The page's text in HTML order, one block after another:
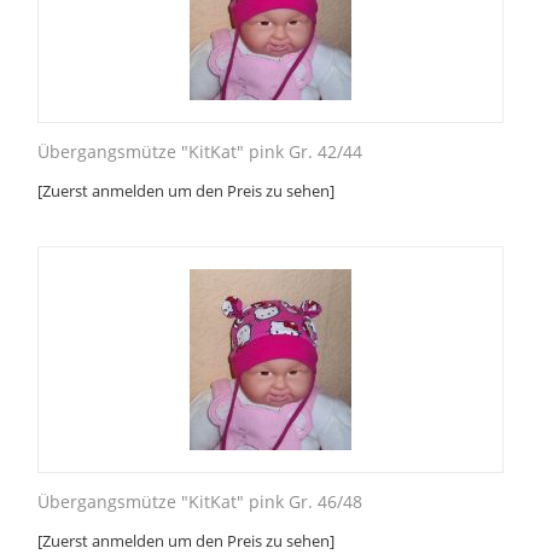
Übergangsmütze "KitKat" pink Gr. 42/44
[Zuerst anmelden um den Preis zu sehen]
Übergangsmütze "KitKat" pink Gr. 46/48
[Zuerst anmelden um den Preis zu sehen]